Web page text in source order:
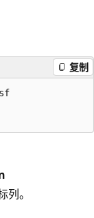
复制
列。